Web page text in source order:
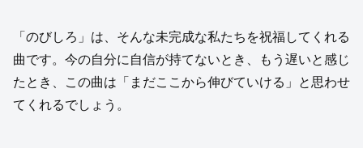
「のびしろ」は、そんな未完成な私たちを祝福してくれる
曲です。今の自分に自信が持てないとき、もう遅いと感じ
たとき、この曲は「まだここから伸びていける」と思わせ
てくれるでしょう。